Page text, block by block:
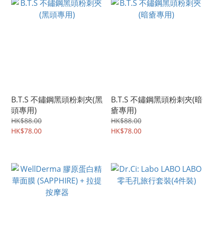
B.T.S 不鏽鋼黑頭粉刺夾(黑
頭專用)
HK$88.00
HK$78.00
B.T.S 不鏽鋼黑頭粉刺夾(暗
瘡專用)
HK$88.00
HK$78.00